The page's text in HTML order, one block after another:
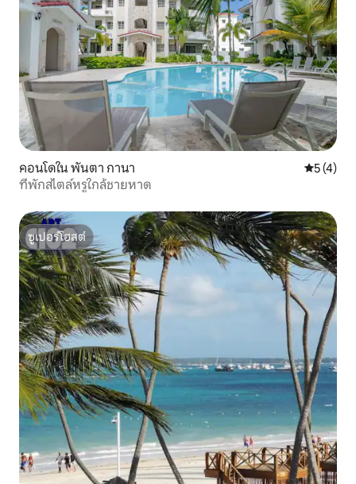
คอนโดใน พันตา กานา คะแนนเฉ
5 (4)
ที่พักสไตล์หรูใกล้ชายหาด
ซูเปอร์โฮสต์
ซูเปอร์โฮสต์